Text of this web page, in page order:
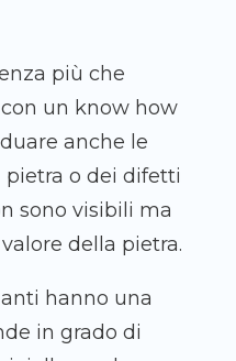
più che
un know how
anche le
o dei difetti
sono visibili ma
della pietra.
hanno una
in grado di